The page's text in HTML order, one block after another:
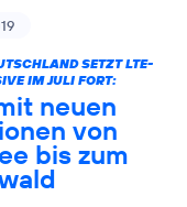
SETZT LTE-
IM JULI FORT:
neuen
von
bis zum